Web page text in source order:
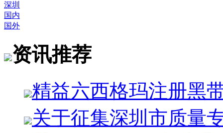
深圳
国内
国外
资讯推荐
精益六西格玛注册黑
关于征集深圳市质量